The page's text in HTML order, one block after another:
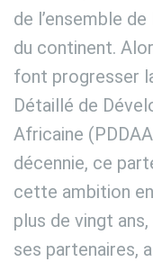
de l’ensemble
du continent.
font progresser
Détaillé de
Africaine
décennie, ce
cette ambition
plus de vingt
ses partenaires,